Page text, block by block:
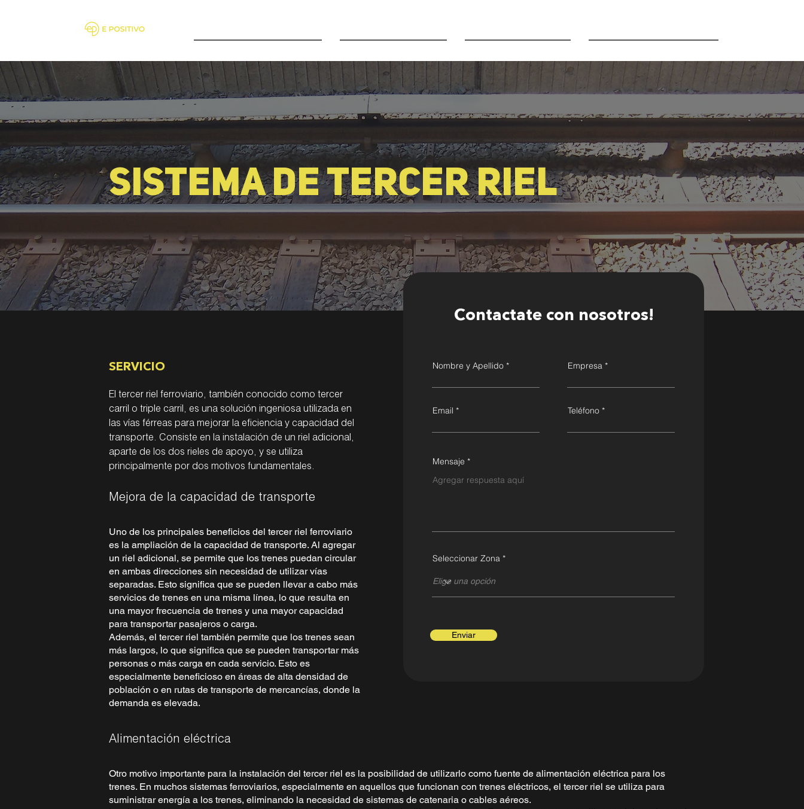
Sistema de tercer riel
SERVICIO
El tercer riel ferroviario, también conocido como tercer
carril o triple carril, es una solución ingeniosa utilizada en
las vías férreas para mejorar la eficiencia y capacidad del
transporte. Consiste en la instalación de un riel adicional,
aparte de los dos rieles de apoyo, y se utiliza
principalmente por dos motivos fundamentales.
Mejora de la capacidad de transporte
Uno de los principales beneficios del tercer riel ferroviario
es la ampliación de la capacidad de transporte. Al agregar
un riel adicional, se permite que los trenes puedan circular
en ambas direcciones sin necesidad de utilizar vías
separadas. Esto significa que se pueden llevar a cabo más
servicios de trenes en una misma línea, lo que resulta en
una mayor frecuencia de trenes y una mayor capacidad
para transportar pasajeros o carga.
Además, el tercer riel también permite que los trenes sean
más largos, lo que significa que se pueden transportar más
personas o más carga en cada servicio. Esto es
especialmente beneficioso en áreas de alta densidad de
población o en rutas de transporte de mercancías, donde la
demanda es elevada.
Contactate con nosotros!
Nombre y Apellido
Email
Empresa
Teléfono
Mensaje
Seleccionar Zona
Enviar
Alimentación eléctrica
Otro motivo importante para la instalación del tercer riel es la posibilidad de utilizarlo como fuente de alimentación eléctrica para los
trenes. En muchos sistemas ferroviarios, especialmente en aquellos que funcionan con trenes eléctricos, el tercer riel se utiliza para
suministrar energía a los trenes, eliminando la necesidad de sistemas de catenaria o cables aéreos.